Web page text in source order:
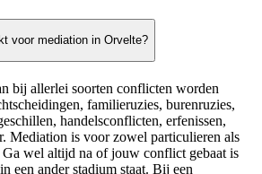
voor mediation in Orvelte?
bij allerlei soorten conflicten worden
familieruzies, burenruzies,
handelsconflicten, erfenissen,
Mediation is voor zowel particulieren als
wel altijd na of jouw conflict gebaat is
een ander stadium staat. Bij een